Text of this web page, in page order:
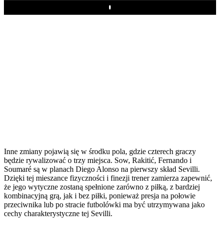
Play
Inne zmiany pojawią się w środku pola, gdzie czterech graczy
będzie rywalizować o trzy miejsca. Sow, Rakitić, Fernando i
Soumaré są w planach Diego Alonso na pierwszy skład Sevilli.
Dzięki tej mieszance fizyczności i finezji trener zamierza zapewnić,
że jego wytyczne zostaną spełnione zarówno z piłką, z bardziej
kombinacyjną grą, jak i bez piłki, ponieważ presja na połowie
przeciwnika lub po stracie futbolówki ma być utrzymywana jako
cechy charakterystyczne tej Sevilli.